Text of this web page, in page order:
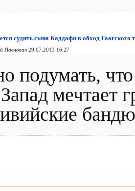
судить сына Каддафи в обход Гаагского
Павлович 29.07.2013 16:27
подумать, что
мечтает